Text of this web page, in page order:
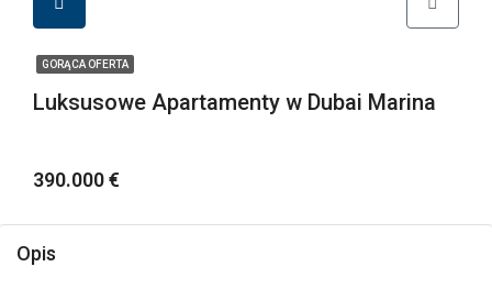
GORĄCA OFERTA
Luksusowe Apartamenty w Dubai Marina
390.000 €
Opis